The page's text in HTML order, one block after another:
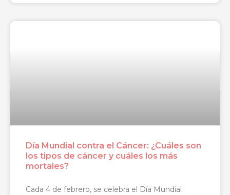
Día Mundial contra el Cáncer: ¿Cuáles son
los tipos de cáncer y cuáles los más
mortales?
Cada 4 de febrero, se celebra el Día Mundial